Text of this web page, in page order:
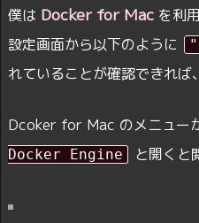
僕は Docker for Mac を利
設定画面から以下のように
れていることが確認できれば
Dcoker for Mac のメニュー
Docker Engine
と開くと